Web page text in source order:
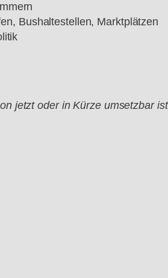
Bushaltestellen, Marktplätzen
jetzt oder in Kürze umsetzbar